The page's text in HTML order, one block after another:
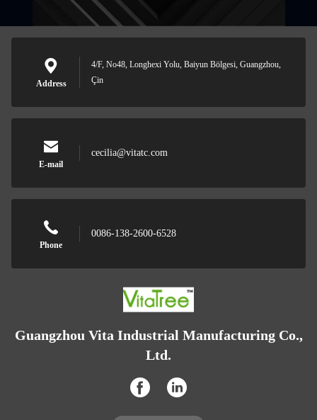
Address
4/F, No48, Longhexi Yolu, Baiyun Bölgesi, Guangzhou,
Çin
E-mail
cecilia@vitatc.com
Phone
0086-138-2600-6528
Guangzhou Vita Industrial Manufacturing Co.,
Ltd.